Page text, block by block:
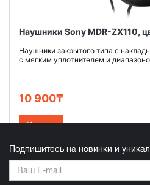
Наушники Sony MDR-ZX110,
Наушники закрытого типа с
с мягким уплотнителем и
10 900₸
Купить
Подпишитесь на новинки и